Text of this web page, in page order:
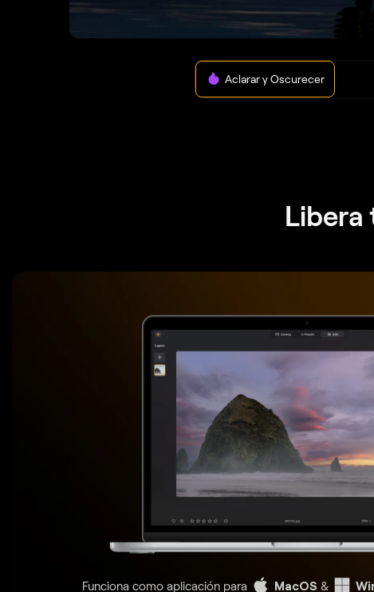
Aclarar y Oscurecer
Libera
Funciona como aplicación para MacOS &